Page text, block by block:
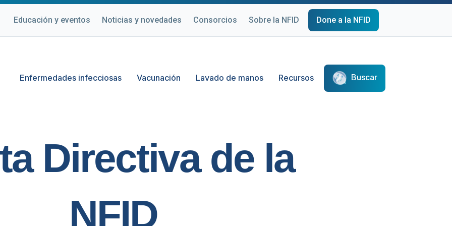
Educación y eventos Noticias y novedades Consorcios Sobre la NFID Done a la NFID
Enfermedades infecciosas Vacunación Lavado de manos Recursos Buscar
Directiva de la
NFID